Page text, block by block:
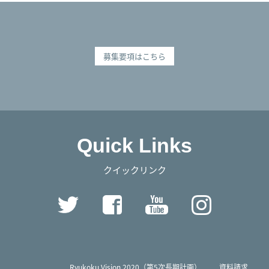
募集要項はこちら
Quick Links
クイックリンク
Twitter FacebookYouTube
Ryukoku Vision 2020（第5次長期計画） 資料請求